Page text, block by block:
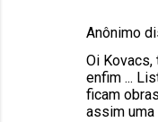
Anônimo
Oi Kovacs,
enfim ...
ficam
assim uma